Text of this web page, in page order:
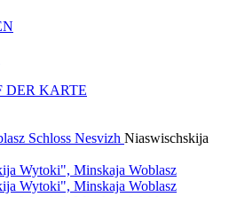
DER KARTE
Schloss Nesvizh Niaswischskija